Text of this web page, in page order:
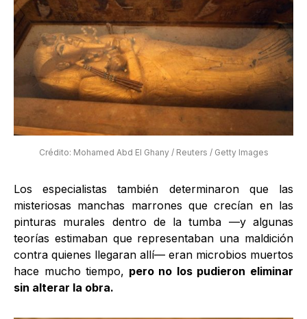
Crédito: Mohamed Abd El Ghany / Reuters / Getty Images
Los especialistas también determinaron que las
misteriosas manchas marrones que crecían en las
pinturas murales dentro de la tumba —y algunas
teorías estimaban que representaban una maldición
contra quienes llegaran allí— eran microbios muertos
hace mucho tiempo, pero no los pudieron eliminar
sin alterar la obra.